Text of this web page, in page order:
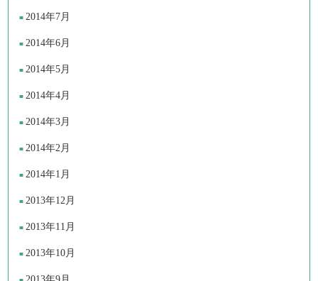
2014年7月
2014年6月
2014年5月
2014年4月
2014年3月
2014年2月
2014年1月
2013年12月
2013年11月
2013年10月